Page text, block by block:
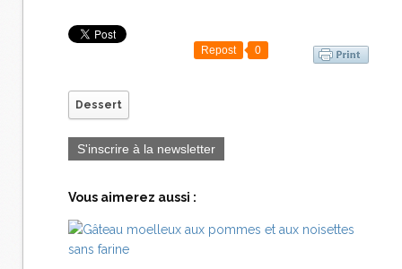
Repost 0
Dessert
S'inscrire à la newsletter
Vous aimerez aussi :